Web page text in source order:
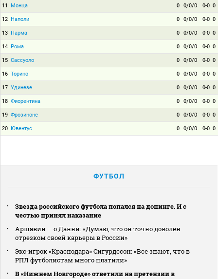
11 Монца 0 0/0/0 0-0 0
12 Наполи 0 0/0/0 0-0 0
13 Парма 0 0/0/0 0-0 0
14 Рома 0 0/0/0 0-0 0
15 Сассуоло 0 0/0/0 0-0 0
16 Торино 0 0/0/0 0-0 0
17 Удинезе 0 0/0/0 0-0 0
18 Фиорентина 0 0/0/0 0-0 0
19 Фрозиноне 0 0/0/0 0-0 0
20 Ювентус 0 0/0/0 0-0 0
ФУТБОЛ
Звезда российского футбола попался на допинге. И с
честью принял наказание
Аршавин — о Данни: «Думаю, что он точно доволен
отрезком своей карьеры в России»
Экс‑игрок «Краснодара» Сигурдссон: «Все знают, что в
РПЛ футболистам много платили»
В «Нижнем Новгороде» ответили на претензии в